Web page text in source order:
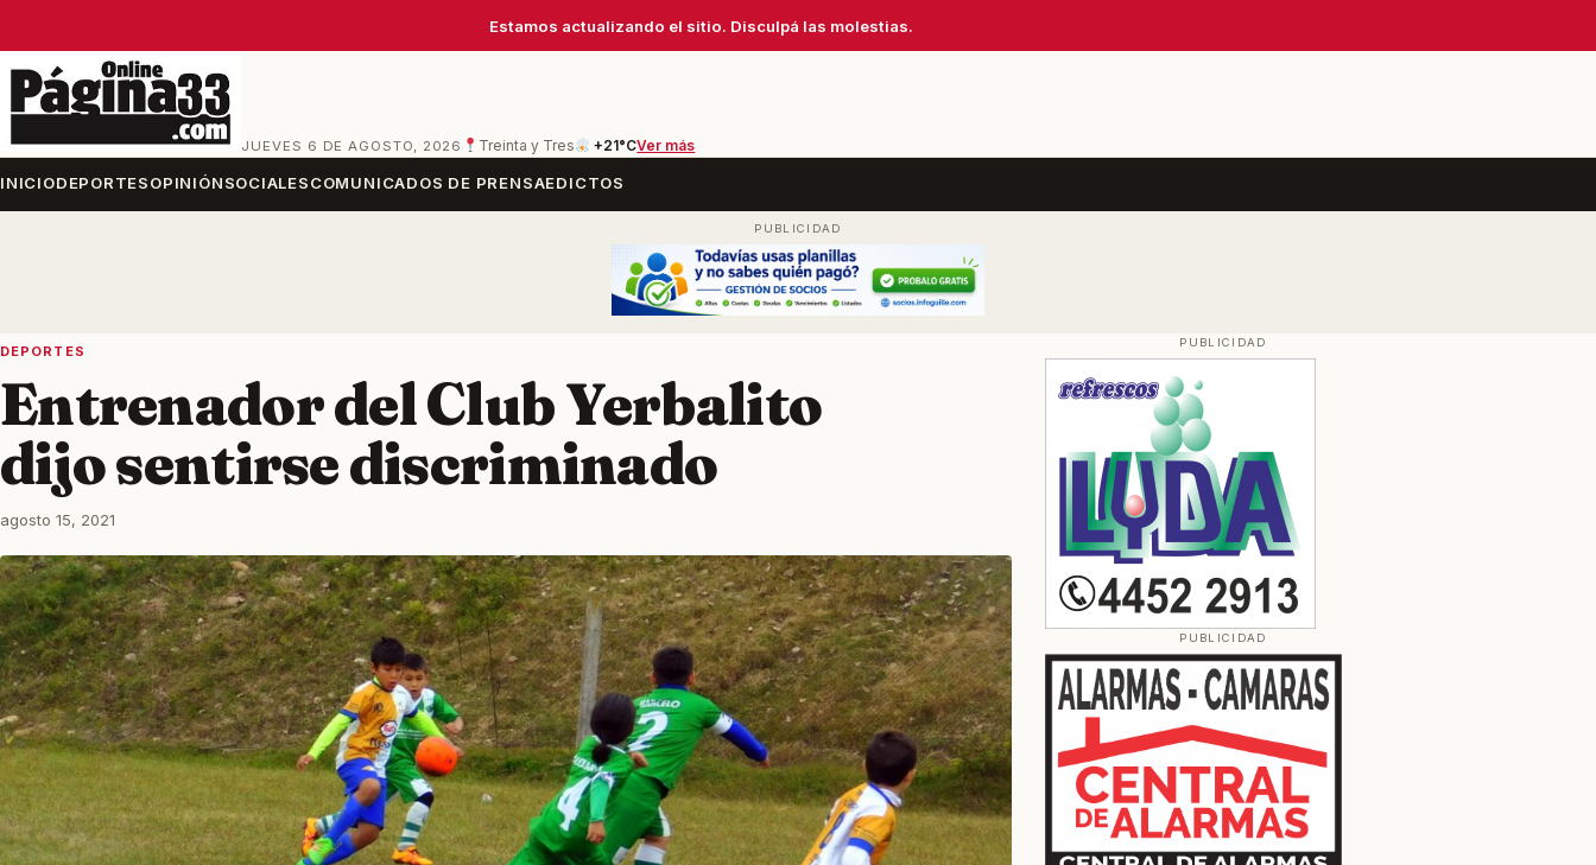
Estamos actualizando el sitio. Disculpá las molestias.
JUEVES 6 DE AGOSTO, 2026 Treinta y Tres +21°CVer más
INICIODEPORTESOPINIÓNSOCIALESCOMUNICADOS DE PRENSAEDICTOS
DEPORTES
Entrenador del Club Yerbalito
dijo sentirse discriminado
agosto 15, 2021